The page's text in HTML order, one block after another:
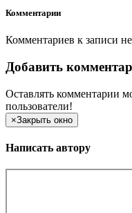
Комментарии
Комментариев к записи
Добавить
Оставлять комментарии
пользователи!
×Закрыть окно
Написать автору